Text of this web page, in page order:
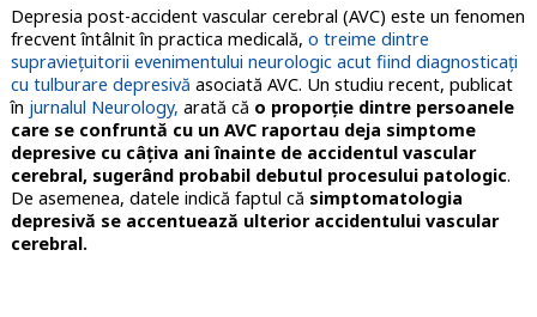
Depresia post-accident vascular cerebral (AVC) este un fenomen
frecvent întâlnit în practica medicală, o treime dintre
supraviețuitorii evenimentului neurologic acut fiind diagnosticați
cu tulburare depresivă asociată AVC. Un studiu recent, publicat
în jurnalul Neurology, arată că o proporție dintre persoanele
care se confruntă cu un AVC raportau deja simptome
depresive cu câțiva ani înainte de accidentul vascular
cerebral, sugerând probabil debutul procesului patologic.
De asemenea, datele indică faptul că simptomatologia
depresivă se accentuează ulterior accidentului vascular
cerebral.